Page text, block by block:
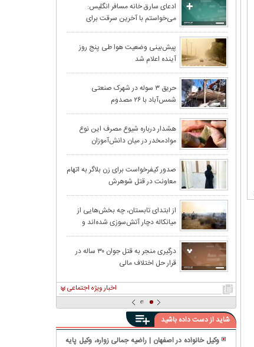
ادعای سارق خانه مسافر انگلیس:
می‌خواستم با آخرین سرقت برای
همیشه خلاف را کنار بگذارم
پیش‌بینی وضعیت هوا طی پنج روز
آینده اعلام شد
حریق ۳ سوله در شهرک صنعتی
شمس‌آباد با ۲۶ مصدوم
هشدار درباره شیوع مصرف این نوع
موادمخدر در میان دانش‌آموزان
صدور کیفرخواست برای زن بلاگر به اتهام
معاونت در قتل شوهرش
از ابتدای تابستان، چه بخش‌هایی از
میانکاله دچار آتش‌سوزی شده‌اند و
وسعت خسارت چقدر بوده است؟
درگیری منجر به قتل جوان ۳۰ ساله در
قرار حل اختلاف مالی
اخبار ویژه اجتماعی
شاید از دست داده باشید
وکیل خانواده در اصفهان | راضیه جمالی زواره، وکیل پایه